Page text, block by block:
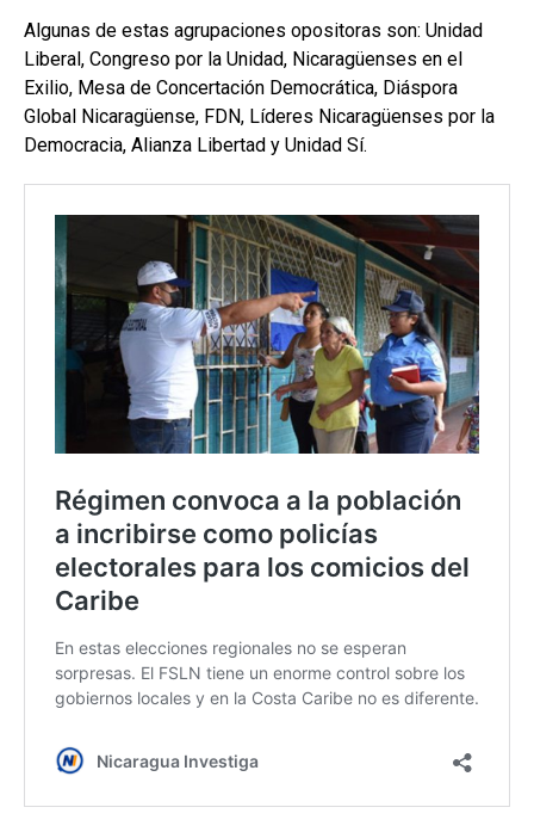
Algunas de estas agrupaciones opositoras son: Unidad
Liberal, Congreso por la Unidad, Nicaragüenses en el
Exilio, Mesa de Concertación Democrática, Diáspora
Global Nicaragüense, FDN, Líderes Nicaragüenses por la
Democracia, Alianza Libertad y Unidad Sí.